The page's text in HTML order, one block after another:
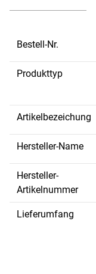
Bestell-Nr.
Produkttyp
Artikelbezeichung
Hersteller-Name
Hersteller-
Artikelnummer
Lieferumfang